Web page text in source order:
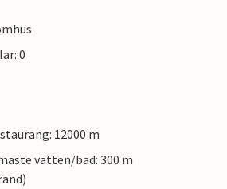
0
12000 m
vatten/bad: 300 m